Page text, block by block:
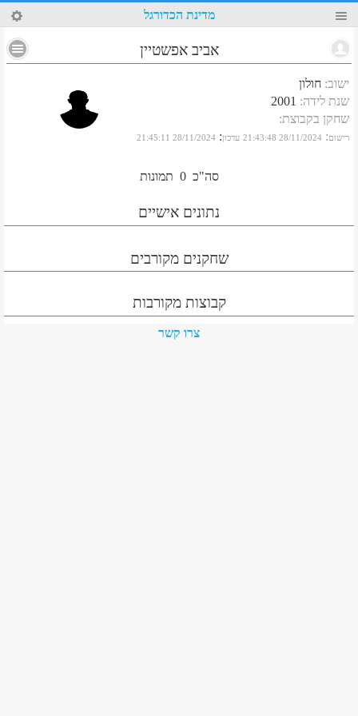
86 מדינת הכדורגל
אביב אפשטיין
ישוב: חולון
שנת לידה:
2001
שחקן בקבוצת:
רישום:
28/11/2024 21:43:48 עדכון:
28/11/2024 21:45:11
סה"כ 0 תמונות
נתונים אישיים
שחקנים מקורבים
קבוצות מקורבות
צרו קשר